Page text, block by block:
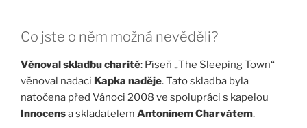
Co jste o něm možná nevěděli?
Věnoval skladbu charitě: Píseň „The Sleeping Town“
věnoval nadaci Kapka naděje. Tato skladba byla
natočena před Vánoci 2008 ve spolupráci s kapelou
Innocensa skladatelem Antonínem Charvátem.